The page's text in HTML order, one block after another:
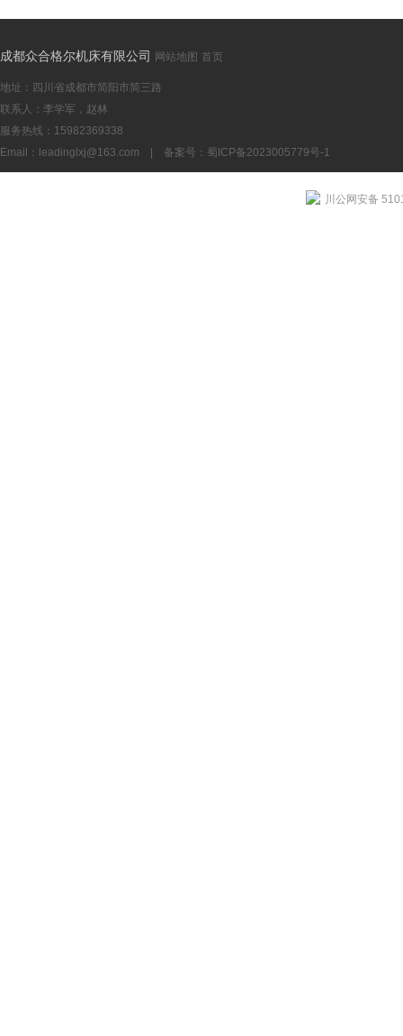
成都众合格尔机床有限公司 网站地图 首页
地址：四川省成都市简阳市简三路
联系人：李学军，赵林
服务热线：15982369338
Email： leadinglxj@163.com 备案号：蜀ICP备2023005779号-1
川公网安备